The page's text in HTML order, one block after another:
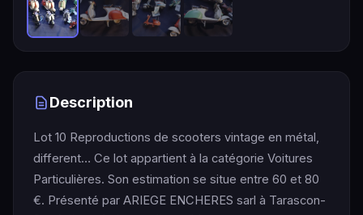
Description
Lot 10 Reproductions de scooters vintage en métal,
different… Ce lot appartient à la catégorie Voitures
Particulières. Son estimation se situe entre 60 et 80
€. Présenté par ARIEGE ENCHERES sarl à Tarascon-